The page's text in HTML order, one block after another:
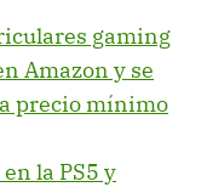
gaming
Amazon y se
precio mínimo
la PS5 y